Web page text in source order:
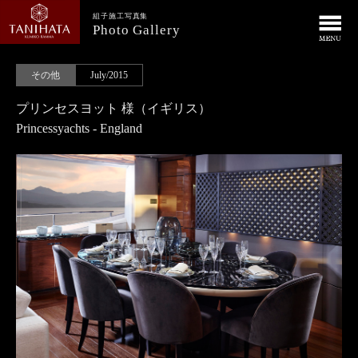
組子施工写真集
Photo Gallery
その他 July/2015
プリンセスヨット 様（イギリス）
Princessyachts - England